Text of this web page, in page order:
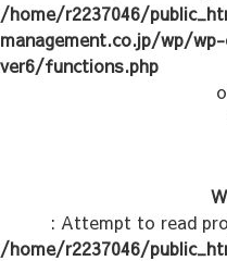
/home/r2237046/
management.co.jp/wp/
ver6/functions.php
: Attempt to read
/home/r2237046/